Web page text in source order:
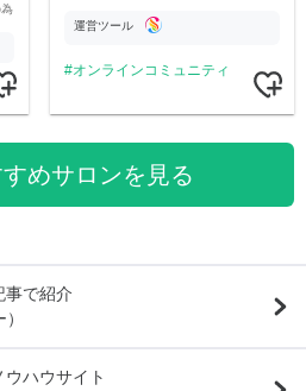
運営ツール
オンラインコミュニティ
めサロンを見る
事で紹介
ハウサイト